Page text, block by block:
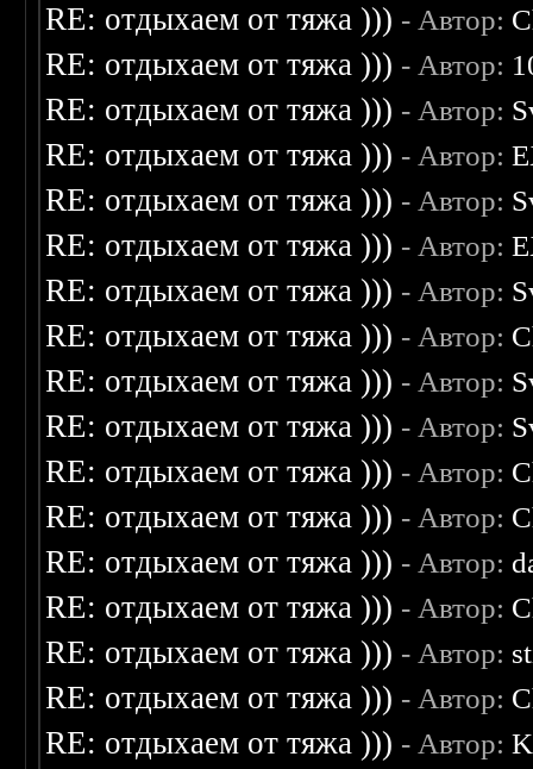
RE: отдыхаем от тяжа ))) - Автор:
RE: отдыхаем от тяжа ))) - Автор:
RE: отдыхаем от тяжа ))) - Автор:
RE: отдыхаем от тяжа ))) - Автор:
RE: отдыхаем от тяжа ))) - Автор:
RE: отдыхаем от тяжа ))) - Автор:
RE: отдыхаем от тяжа ))) - Автор:
RE: отдыхаем от тяжа ))) - Автор:
RE: отдыхаем от тяжа ))) - Автор:
RE: отдыхаем от тяжа ))) - Автор:
RE: отдыхаем от тяжа ))) - Автор:
RE: отдыхаем от тяжа ))) - Автор:
RE: отдыхаем от тяжа ))) - Автор:
RE: отдыхаем от тяжа ))) - Автор:
RE: отдыхаем от тяжа ))) - Автор:
RE: отдыхаем от тяжа ))) - Автор:
RE: отдыхаем от тяжа ))) - Автор: